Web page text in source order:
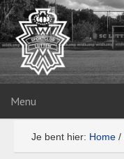
Menu
Je bent hier: Home /